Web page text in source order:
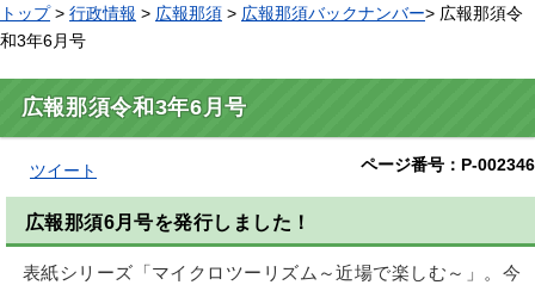
トップ> 行政情報 > 広報那須 > 広報那須バックナンバー> 広報那須令
和3年6月号
広報那須令和3年6月号
ページ番号：P-002346
ツイート
広報那須6月号を発行しました！
表紙シリーズ「マイクロツーリズム～近場で楽しむ～」。今